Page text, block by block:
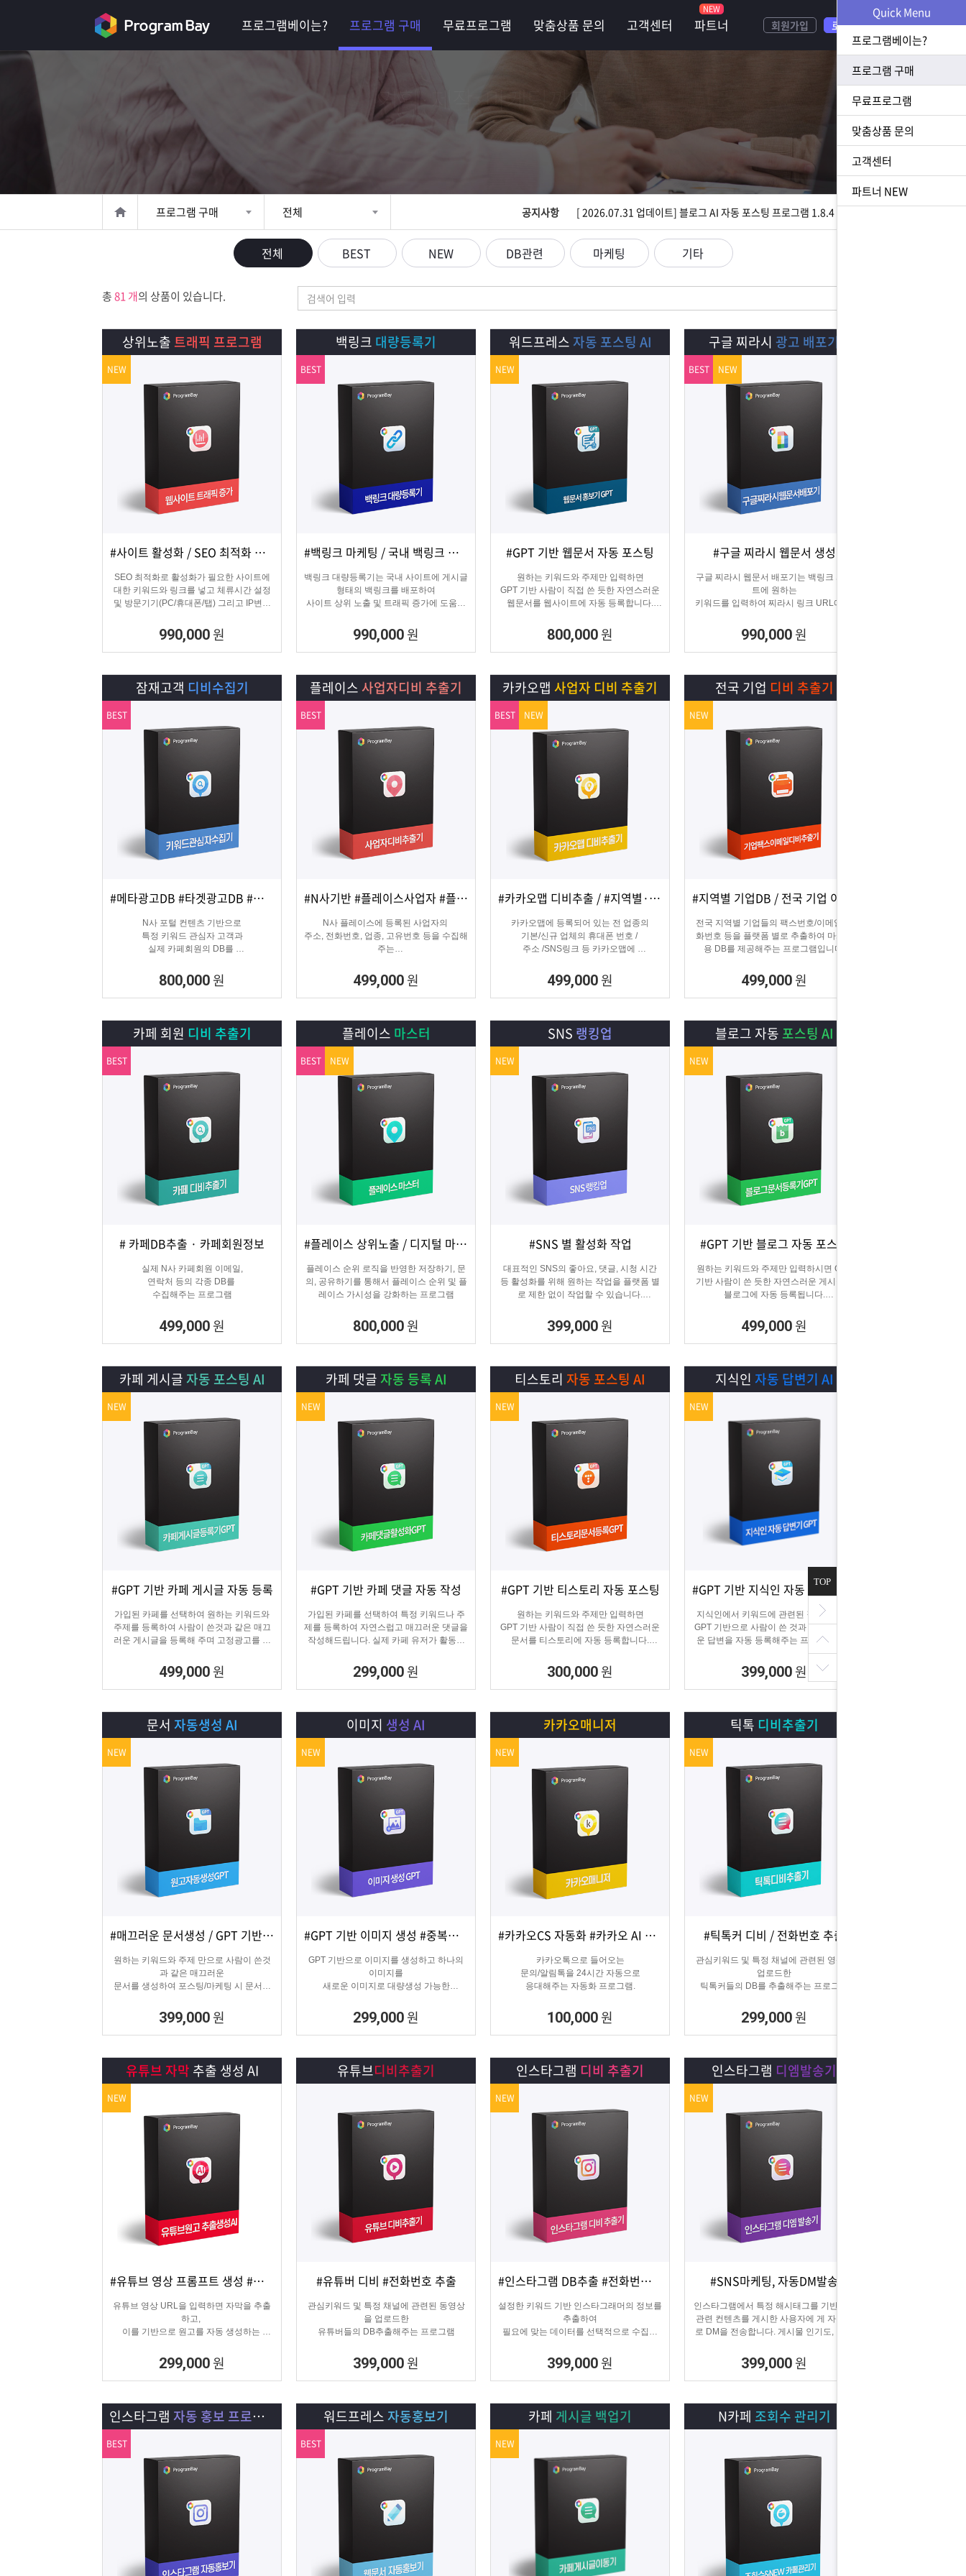
프로그램베이는? 프로그램 구매 무료프로그램 맞춤상품 문의 고객센터 파트너
NEW
회원가입 로그인
기획·제작·마케팅까지
최고의 비즈니스 파트너
그
합
프로그램 구매 전체 공지사항
[ 2026.07.23 업데이트] 황금 키워드 수집 추출 프로그램 1.1.8 업데이트
[ 2026.08.05 업데이트] 스토어 사업자 디비 추출 프로그램 1.5.9 업데이트
[ 2026.07.23 업데이트] N사 쪽지 자동 발송 프로그램 1.3.0 업데이트
전체 BEST NEW DB관련 마케팅 기타
총81 개의 상품이 있습니다.
상위노출 트래픽 프로그램
상세보기 담기 #사이트 활성화 / SEO 최적화 마케팅
SEO 최적화로 활성화가 필요한 사이트에
대한 키워드와 링크를 넣고 체류시간 설정
및 방문기기(PC/휴대폰/탭) 그리고 IP변경
방문 유입을 일으키는 효과로 사이트를 활
성화하는 프로그램
990,000 원
NEW
백링크 대량등록기
상세보기 담기 #백링크 마케팅 / 국내 백링크 사이트 생성
백링크 대량등록기는 국내 사이트에 게시글
형태의 백링크를 배포하여
사이트 상위 노출 및 트래픽 증가에 도움을
990,000 원
BEST
워드프레스 자동 포스팅 AI
상세보기 담기
#GPT 기반 웹문서 자동 포스팅
원하는 키워드와 주제만 입력하면
GPT 기반 사람이 직접 쓴 듯한 자연스러운
웹문서를 웹사이트에 자동 등록합니다.
적합한 마케팅 프로그램 입니다.
800,000 원
NEW
구글 찌라시 광고 배포기
상세보기 담기
#구글 찌라시 웹문서 생성
구글 찌라시 웹문서 배포기는 백링크 사이
트에 원하는
키워드를 입력하여 찌라시 링크 URL에 고
키워드를 등록해주는 프로그램입니다.
텔레그램 등 아이디 입력으로 문의건수를
늘릴 수 있습니다.
990,000 원
BEST NEW
잠재고객 디비수집기
상세보기 담기 #메타광고DB #타겟광고DB #맞춤DB
N사 포털 컨텐츠 기반으로
특정 키워드 관심자 고객과
실제 카페회원의 DB를
800,000 원
BEST
플레이스사업자디비 추출기
상세보기 담기 #N사기반 #플레이스사업자 #플레이스신규사업자
N사 플레이스에 등록된 사업자의
주소, 전화번호, 업종, 고유번호 등을 수집해
주는
집 프로그램
499,000 원
BEST
카카오맵 사업자 디비 추출기
상세보기 담기 #카카오맵 디비추출 / #지역별·키워드별 DB 추출
카카오맵에 등록되어 있는 전 업종의
기본/신규 업체의 휴대폰 번호 /
주소 /SNS링크 등 카카오맵에
수집하는 DB추출 프로그램
499,000 원
BEST NEW
전국 기업 디비 추출기
상세보기 담기
전국 지역별 기업들의 팩스번호/이메일/전
화번호 등을 플랫폼 별로 추출하여 마케팅
용 DB를 제공해주는 프로그램입니다.
499,000 원
NEW
카페 회원 디비 추출기
상세보기 담기
# 카페DB추출 · 카페회원정보
실제 N사 카페회원 이메일,
연락처 등의 각종 DB를
수집해주는 프로그램
499,000 원
BEST
플레이스 마스터
상세보기 담기 #플레이스 상위노출 / 디지털 마케팅
플레이스 순위 로직을 반영한 저장하기, 문
의, 공유하기를 통해서 플레이스 순위 및 플
레이스 가시성을 강화하는 프로그램
800,000 원
BEST NEW
SNS 랭킹업
상세보기 담기
#SNS 별 활성화 작업
대표적인 SNS의 좋아요, 댓글, 시청 시간
등 활성화를 위해 원하는 작업을 플랫폼 별
로 제한 없이 작업할 수 있습니다.
정 활성화하기에 적합한 프로그램입니다.
399,000 원
NEW
블로그 자동 포스팅 AI
상세보기 담기
#GPT 기반 블로그 자동 포스팅
원하는 키워드와 주제만 입력하시면 GPT
기반 사람이 쓴 듯한 자연스러운 게시글을
블로그에 자동 등록됩니다.
그에 홍보하기 적합한
마케팅 프로그램입니다.
499,000 원
NEW
카페 게시글 자동 포스팅 AI
상세보기 담기
#GPT 기반 카페 게시글 자동 등록
가입된 카페를 선택하여 원하는 키워드와
주제를 등록하여 사람이 쓴것과 같은 매끄
러운 게시글을 등록해 주며 고정광고를 통
업로드 할 수 있습니다.
499,000 원
NEW
카페 댓글 자동 등록 AI
상세보기 담기
#GPT 기반 카페 댓글 자동 작성
가입된 카페를 선택하여 특정 키워드나 주
제를 등록하여 자연스럽고 매끄러운 댓글을
작성해드립니다. 실제 카페 유저가 활동하
활성화 효과를 보실 수 있습니다.
299,000 원
NEW
티스토리 자동 포스팅 AI
상세보기 담기
#GPT 기반 티스토리 자동 포스팅
원하는 키워드와 주제만 입력하면
GPT 기반 사람이 직접 쓴 듯한 자연스러운
문서를 티스토리에 자동 등록합니다.
에 적합한 마케팅 프로그램 입니다.
300,000 원
NEW
지식인 자동 답변기 AI
상세보기 담기
지식인에서 키워드에 관련된 질문을 찾아
GPT 기반으로 사람이 쓴 것과 같은 매끄러
운 답변을 자동 등록해주는 프로그램입니
399,000 원
NEW
문서 자동생성 AI
상세보기 담기 #매끄러운 문서생성 / GPT 기반 문서
원하는 키워드와 주제 만으로 사람이 쓴것
과 같은 매끄러운
문서를 생성하여 포스팅/마케팅 시 문서생
소모되는 시간을 없애주는 고퀄리티 문서생
성 프로그램입니다.
399,000 원
NEW
이미지 생성 AI
상세보기 담기 #GPT 기반 이미지 생성 #중복이미지 #유사이미지
GPT 기반으로 이미지를 생성하고 하나의
이미지를
새로운 이미지로 대량생성 가능한
299,000 원
NEW
카카오매니저
상세보기 담기 #카카오CS 자동화 #카카오 AI 답변 #카카오자동발송
카카오톡으로 들어오는
문의/알림톡을 24시간 자동으로
응대해주는 자동화 프로그램.
100,000 원
NEW
틱톡 디비추출기
상세보기 담기
#틱톡커 디비 / 전화번호 추출
관심키워드 및 특정 채널에 관련된 영상을
업로드한
틱톡커들의 DB를 추출해주는 프로그램
299,000 원
NEW
유튜브 자막 추출 생성 AI
상세보기 담기 #유튜브 영상 프롬프트 생성 #유튜브 영상제작
유튜브 영상 URL을 입력하면 자막을 추출
하고,
이를 기반으로 원고를 자동 생성하는
램입니다.
299,000 원
NEW
유튜브디비추출기
상세보기 담기
#유튜버 디비 #전화번호 추출
관심키워드 및 특정 채널에 관련된 동영상
을 업로드한
유튜버들의 DB추출해주는 프로그램
399,000 원
인스타그램 디비 추출기
상세보기 담기#인스타그램 DB추출 #전화번호, 이메일 추출
설정한 키워드 기반 인스타그래머의 정보를
추출하여
필요에 맞는 데이터를 선택적으로 수집할
399,000 원
NEW
인스타그램 디엠발송기
상세보기 담기
#SNS마케팅, 자동DM발송
인스타그램에서 특정 해시태그를 기반으로
관련 컨텐츠를 게시한 사용자에 게 자동으
로 DM을 전송합니다. 게시물 인기도, 최신
래머에게 DM을 발송하여 관심을 끌 수 있
습니다.
399,000 원
NEW
인스타그램 자동 홍보 프로그램
BEST
워드프레스 자동홍보기
BEST
카페 게시글 백업기
NEW
N카페 조회수 관리기
Quick Menu
프로그램베이는?
프로그램 구매
무료프로그램
맞춤상품 문의
고객센터
파트너 NEW
TOP